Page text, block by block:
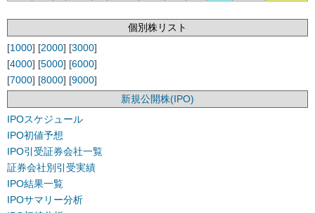
個別株リスト
[1000] [2000] [3000]
[4000] [5000] [6000]
[7000] [8000] [9000]
新規公開株(IPO)
IPOスケジュール
IPO初値予想
IPO引受証券会社一覧
証券会社別引受実績
IPO結果一覧
IPOサマリー分析